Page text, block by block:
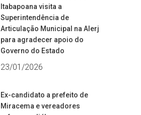
Itabapoana visita a
Superintendência de
Articulação Municipal na Alerj
para agradecer apoio do
Governo do Estado
23/01/2026
Ex-candidato a prefeito de
Miracema e vereadores